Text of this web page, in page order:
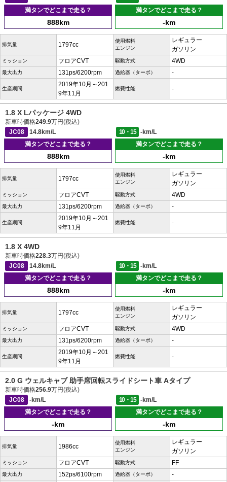
満タンでどこまで走る？
888km
満タンでどこまで走る？
-km
排気量 1797cc
使用燃料
エンジン
レギュラー
ガソリン
ミッション フロアCVT 駆動方式 4WD
最大出力 131ps/6200rpm 過給器（ターボ） -
生産期間
2019年10月～201
9年11月
燃費性能 -
1.8 X Lパッケージ 4WD
新車時価格249.9万円(税込)
JC08
14.8km/L 10・15
-km/L
満タンでどこまで走る？
888km
満タンでどこまで走る？
-km
排気量 1797cc
使用燃料
エンジン
レギュラー
ガソリン
ミッション フロアCVT 駆動方式 4WD
最大出力 131ps/6200rpm 過給器（ターボ） -
生産期間
2019年10月～201
9年11月
燃費性能 -
1.8 X 4WD
新車時価格228.3万円(税込)
JC08
14.8km/L 10・15
-km/L
満タンでどこまで走る？
888km
満タンでどこまで走る？
-km
排気量 1797cc
使用燃料
エンジン
レギュラー
ガソリン
ミッション フロアCVT 駆動方式 4WD
最大出力 131ps/6200rpm 過給器（ターボ） -
生産期間
2019年10月～201
9年11月
燃費性能 -
2.0 G ウェルキャブ 助手席回転スライドシート車 Aタイプ
新車時価格256.9万円(税込)
JC08
-km/L 10・15
-km/L
満タンでどこまで走る？
-km
満タンでどこまで走る？
-km
排気量 1986cc
使用燃料
エンジン
レギュラー
ガソリン
ミッション フロアCVT 駆動方式 FF
最大出力 152ps/6100rpm 過給器（ターボ） -